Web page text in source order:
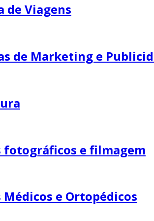
de Viagens
de Marketing e
e filmagem
e Ortopédicos